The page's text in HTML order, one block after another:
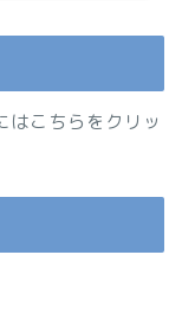
はこちらをクリッ